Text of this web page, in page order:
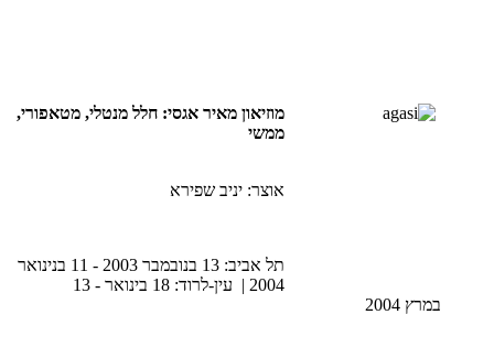
מוזיאון מאיר אגסי: חלל מנטלי, מטאפורי,
ממשי
אוצר: יניב שפירא
תל אביב: 13 בנובמבר 2003 - 11 בנינואר
2004 | עין-לרוד: 18 בינואר - 13
במרץ 2004